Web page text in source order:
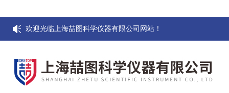
欢迎光临上海喆图科学仪器有限公司网站！